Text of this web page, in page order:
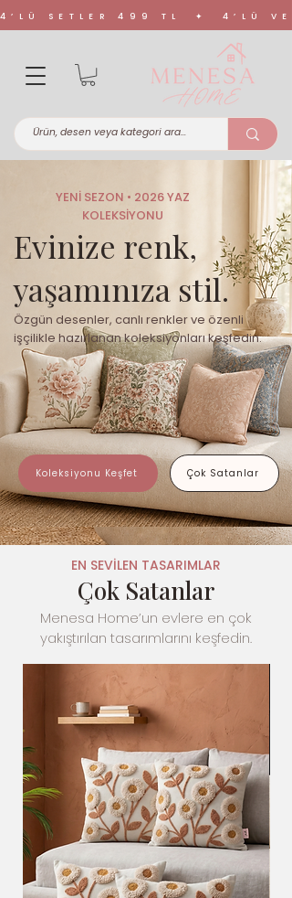
4’LÜ SETLER 499 TL ✦ 4’LÜ
YENİ SEZON • 2026 YAZ
KOLEKSİYONU
Evinize renk,
yaşamınıza stil.
Özgün desenler, canlı renkler ve özenli
işçilikle hazırlanan koleksiyonları keşfedin.
Koleksiyonu Keşfet Çok Satanlar
EN SEVİLEN TASARIMLAR
Çok Satanlar
Menesa Home’un evlere en çok
yakıştırılan tasarımlarını keşfedin.